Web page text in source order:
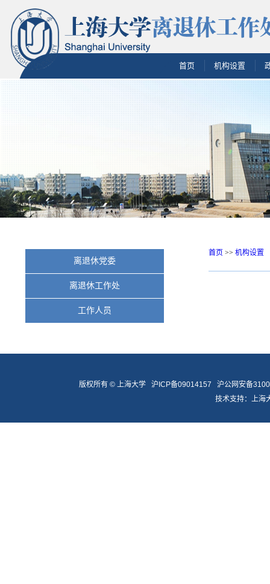
首页 机构设置
离退休党委
离退休工作处
工作人员
首页 >> 机构设置
版权所有 ©上海大学 沪ICP备09014157
沪公网安备
技术支持： 上海